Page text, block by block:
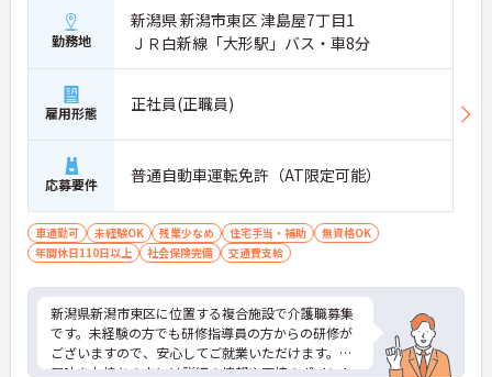
勤務地
新潟県 新潟市東区 津島屋7丁目1
ＪＲ白新線「大形駅」バス・車8分
雇用形態 正社員(正職員)
応募要件 普通自動車運転免許（AT限定可能）
車通勤可 未経験OK 残業少なめ 住宅手当・補助
無資格OK
年間休日110日以上
社会保険完備 交通費支給
新潟県新潟市東区に位置する複合施設で介護職募集
です。未経験の方でも研修指導員の方からの研修が
ございますので、安心してご就業いただけます。ご
興味をお持ちの方には詳細の情報や面接のポイント